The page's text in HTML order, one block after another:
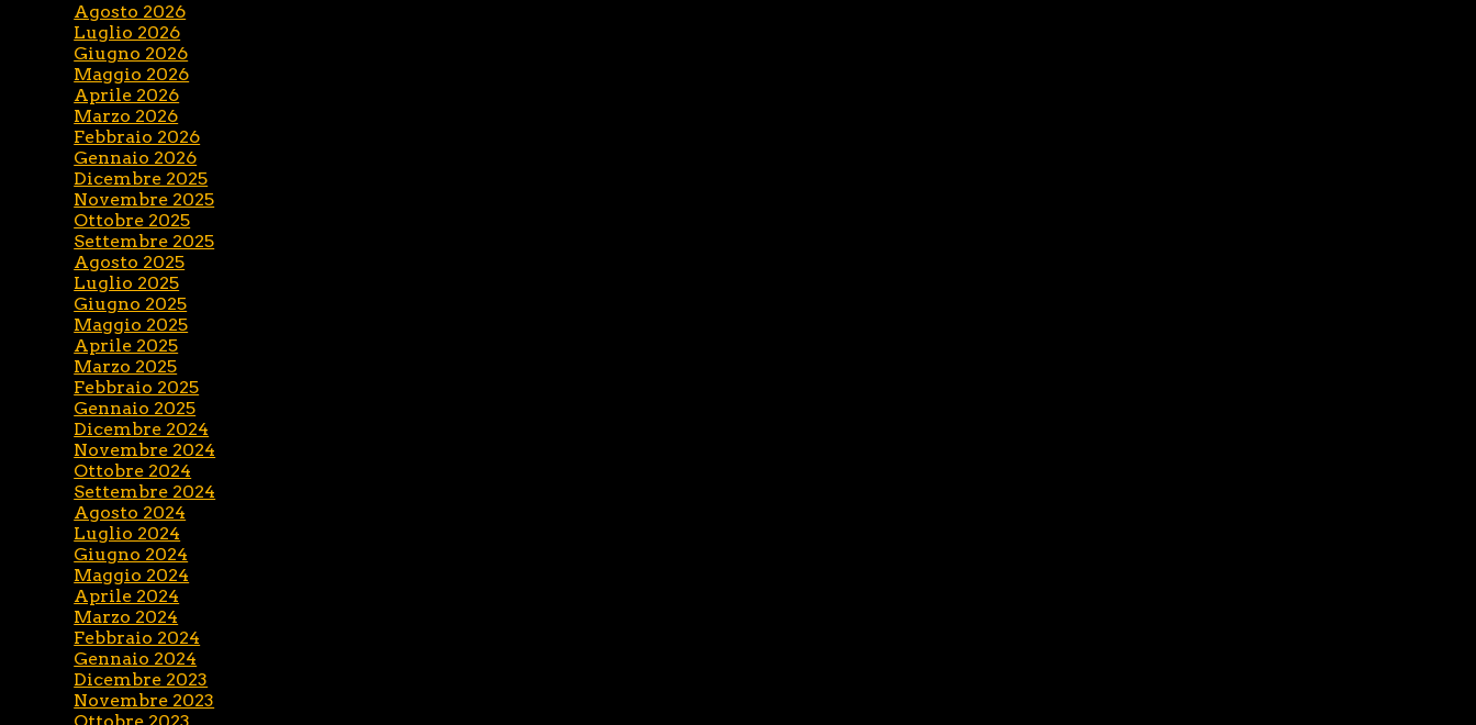
Agosto 2026
Luglio 2026
Giugno 2026
Maggio 2026
Aprile 2026
Marzo 2026
Febbraio 2026
Gennaio 2026
Dicembre 2025
Novembre 2025
Ottobre 2025
Settembre 2025
Agosto 2025
Luglio 2025
Giugno 2025
Maggio 2025
Aprile 2025
Marzo 2025
Febbraio 2025
Gennaio 2025
Dicembre 2024
Novembre 2024
Ottobre 2024
Settembre 2024
Agosto 2024
Luglio 2024
Giugno 2024
Maggio 2024
Aprile 2024
Marzo 2024
Febbraio 2024
Gennaio 2024
Dicembre 2023
Novembre 2023